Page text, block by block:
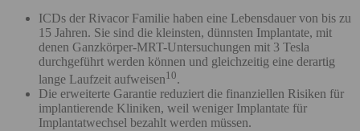
ICDs der Rivacor Familie haben eine Lebensdauer von bis zu
15 Jahren. Sie sind die kleinsten, dünnsten Implantate, mit
denen Ganzkörper-MRT-Untersuchungen mit 3 Tesla
durchgeführt werden können und gleichzeitig eine derartig
lange Laufzeit aufweisen10.
Die erweiterte Garantie reduziert die finanziellen Risiken für
implantierende Kliniken, weil weniger Implantate für
Implantatwechsel bezahlt werden müssen.